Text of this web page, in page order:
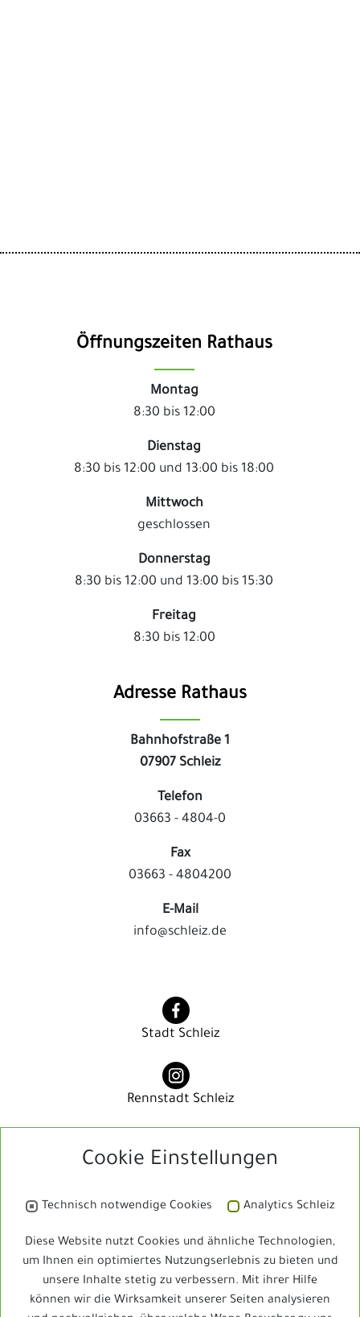
Öffnungszeiten Rathaus
Montag
8:30 bis 12:00
Dienstag
8:30 bis 12:00 und 13:00 bis 18:00
Mittwoch
geschlossen
Donnerstag
8:30 bis 12:00 und 13:00 bis 15:30
Freitag
8:30 bis 12:00
Adresse Rathaus
Bahnhofstraße 1
07907 Schleiz
Telefon
03663 - 4804-0
Fax
03663 - 4804200
E-Mail
info@schleiz.de
Stadt Schleiz
Rennstadt Schleiz
Rennstadt Schleiz
Schleizer Dreieck Jedermann
Cookie Einstellungen
Technisch notwendige Cookies Analytics Schleiz
Diese Website nutzt Cookies und ähnliche Technologien,
um Ihnen ein optimiertes Nutzungserlebnis zu bieten und
unsere Inhalte stetig zu verbessern. Mit ihrer Hilfe
können wir die Wirksamkeit unserer Seiten analysieren